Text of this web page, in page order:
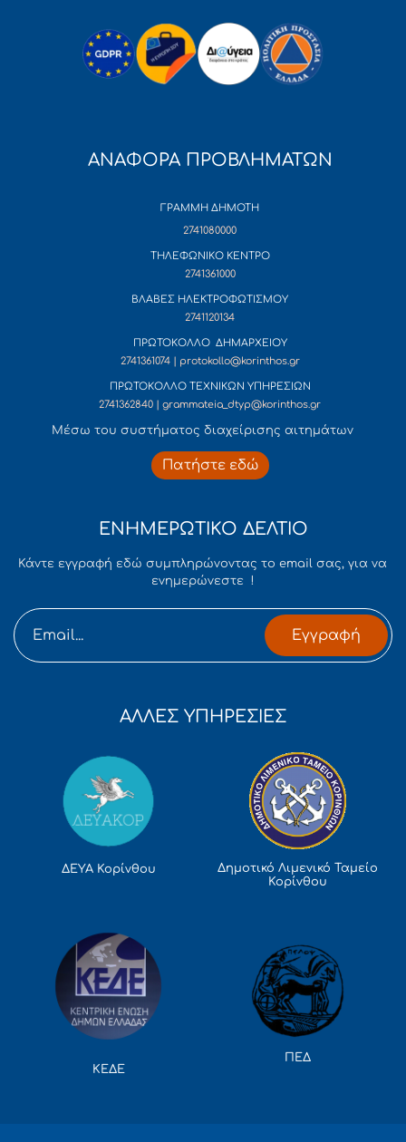
ΑΝΑΦΟΡΑ ΠΡΟΒΛΗΜΑΤΩΝ
ΓΡΑΜΜΗ ΔΗΜΟΤΗ
2741080000
ΤΗΛΕΦΩΝΙΚΟ ΚΕΝΤΡΟ
2741361000
ΒΛΑΒΕΣ ΗΛΕΚΤΡΟΦΩΤΙΣΜΟΥ
2741120134
ΠΡΩΤΟΚΟΛΛΟ ΔΗΜΑΡΧΕΙΟΥ
2741361074 | protokollo@korinthos.gr
ΠΡΩΤΟΚΟΛΛΟ ΤΕΧΝΙΚΩΝ ΥΠΗΡΕΣΙΩΝ
2741362840 | grammateia_dtyp@korinthos.gr
Mέσω του συστήματος διαχείρισης αιτημάτων
Πατήστε εδώ
ΕΝΗΜΕΡΩΤΙΚΟ ΔΕΛΤΙΟ
Κάντε εγγραφή εδώ συμπληρώνοντας το email σας, για να
ενημερώνεστε !
Εγγραφή
ΑΛΛΕΣ ΥΠΗΡΕΣΙΕΣ
ΔΕΥΑ Κορίνθου
Δημοτικό Λιμενικό Ταμείο
Κορίνθου
ΚΕΔΕ
ΠΕΔ